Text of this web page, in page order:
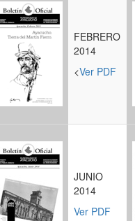
FEBRERO
2014
<Ver PDF
JUNIO
2014
Ver PDF